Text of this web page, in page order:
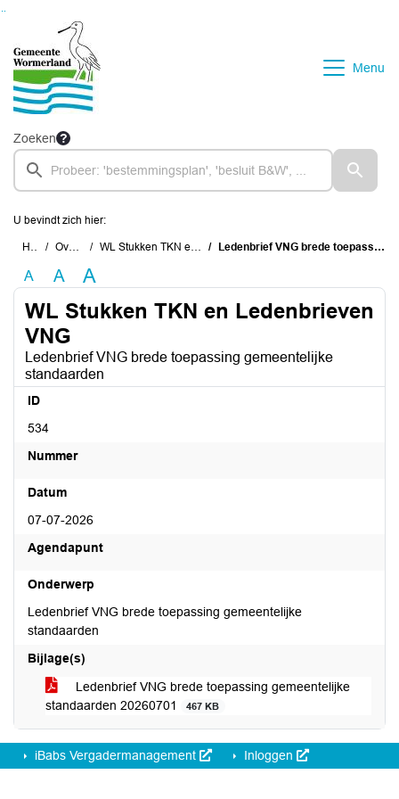
Ga naar de inhoud van deze pagina
Ga naar het zoeken
Ga naar het menu
Menu
Zoeken
U bevindt zich hier:
Home Overzichten WL Stukken TKN en Ledenbrieven VNG Ledenbrief VNG brede toepassing gemeentelijke standaarden
A A A
WL Stukken TKN en Ledenbrieven
VNG
Ledenbrief VNG brede toepassing gemeentelijke
standaarden
ID
534
Nummer
Datum
07-07-2026
Agendapunt
Onderwerp
Ledenbrief VNG brede toepassing gemeentelijke
standaarden
Bijlage(s)
Ledenbrief VNG brede toepassing gemeentelijke
standaarden 20260701
467 KB
iBabs Vergadermanagement Inloggen